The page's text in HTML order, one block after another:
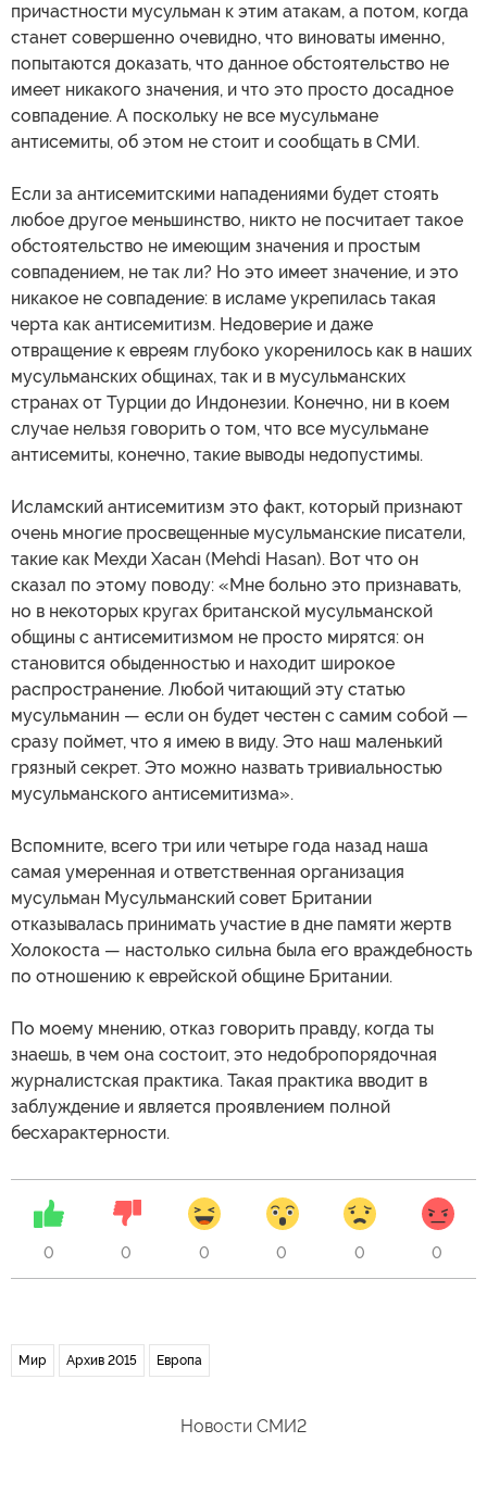
причастности мусульман к этим атакам, а потом, когда
станет совершенно очевидно, что виноваты именно,
попытаются доказать, что данное обстоятельство не
имеет никакого значения, и что это просто досадное
совпадение. А поскольку не все мусульмане
антисемиты, об этом не стоит и сообщать в СМИ.
Если за антисемитскими нападениями будет стоять
любое другое меньшинство, никто не посчитает такое
обстоятельство не имеющим значения и простым
совпадением, не так ли? Но это имеет значение, и это
никакое не совпадение: в исламе укрепилась такая
черта как антисемитизм. Недоверие и даже
отвращение к евреям глубоко укоренилось как в наших
мусульманских общинах, так и в мусульманских
странах от Турции до Индонезии. Конечно, ни в коем
случае нельзя говорить о том, что все мусульмане
антисемиты, конечно, такие выводы недопустимы.
Исламский антисемитизм это факт, который признают
очень многие просвещенные мусульманские писатели,
такие как Мехди Хасан (Mehdi Hasan). Вот что он
сказал по этому поводу: «Мне больно это признавать,
но в некоторых кругах британской мусульманской
общины с антисемитизмом не просто мирятся: он
становится обыденностью и находит широкое
распространение. Любой читающий эту статью
мусульманин — если он будет честен с самим собой —
сразу поймет, что я имею в виду. Это наш маленький
грязный секрет. Это можно назвать тривиальностью
мусульманского антисемитизма».
Вспомните, всего три или четыре года назад наша
самая умеренная и ответственная организация
мусульман Мусульманский совет Британии
отказывалась принимать участие в дне памяти жертв
Холокоста — настолько сильна была его враждебность
по отношению к еврейской общине Британии.
По моему мнению, отказ говорить правду, когда ты
знаешь, в чем она состоит, это недобропорядочная
журналистская практика. Такая практика вводит в
заблуждение и является проявлением полной
бесхарактерности.
0 0 0 0 0 0
Мир Архив 2015 Европа
Новости СМИ2